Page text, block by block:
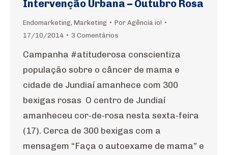
Intervenção Urbana – Outubro Rosa
Endomarketing, Marketing Por Agência io!
17/10/2014
3 Comentários
Campanha #atituderosa conscientiza
população sobre o câncer de mama e
cidade de Jundiaí amanhece com 300
bexigas rosas O centro de Jundiaí
amanheceu cor-de-rosa nesta sexta-feira
(17). Cerca de 300 bexigas com a
mensagem “Faça o autoexame de mama” e